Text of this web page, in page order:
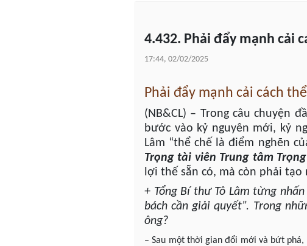
4.432. Phải đẩy mạnh cải
17:44, 02/02/2025
Phải đẩy mạnh cải cách
(NB&CL) – Trong câu chuyện
bước vào kỷ nguyên mới, kỷ
Lâm “thể chế là điểm nghẽn
Trọng tài viên Trung tâm
lợi thế sẵn có, mà còn phải
+ Tổng Bí thư Tô Lâm từng
bách cần giải quyết”. Trong
ông?
– Sau một thời gian đổi mới và bứt